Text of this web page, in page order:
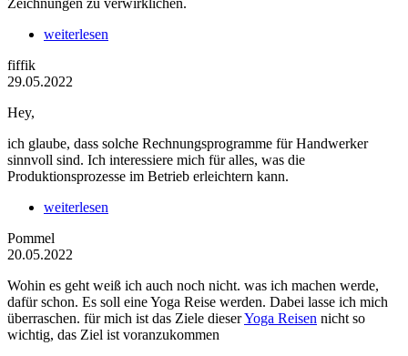
Zeichnungen zu verwirklichen.
weiterlesen
fiffik
29.05.2022
Hey,
ich glaube, dass solche Rechnungsprogramme für Handwerker
sinnvoll sind. Ich interessiere mich für alles, was die
Produktionsprozesse im Betrieb erleichtern kann.
weiterlesen
Pommel
20.05.2022
Wohin es geht weiß ich auch noch nicht. was ich machen werde,
dafür schon. Es soll eine Yoga Reise werden. Dabei lasse ich mich
überraschen. für mich ist das Ziele dieserYoga Reisen nicht so
wichtig, das Ziel ist voranzukommen